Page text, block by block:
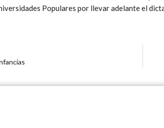
Populares por llevar adelante el